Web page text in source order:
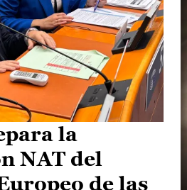
la
NAT del
de las